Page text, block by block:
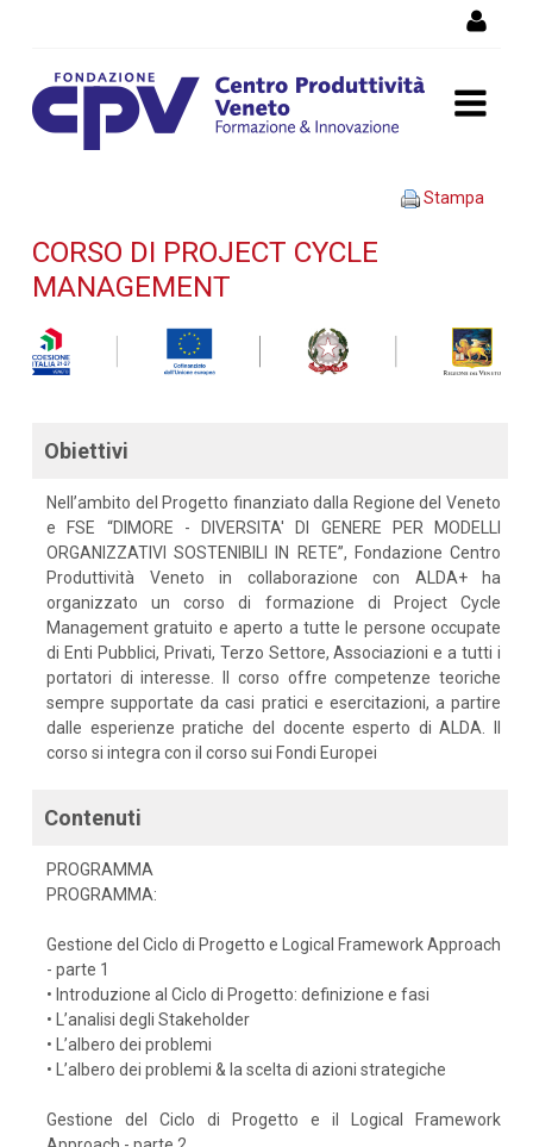
Corso di Project Cycle
Management - Dettaglio
corso di formazione
Stampa
CORSO DI PROJECT CYCLE
MANAGEMENT
Obiettivi
Nell’ambito del Progetto finanziato dalla Regione del Veneto
e FSE “DIMORE - DIVERSITA' DI GENERE PER MODELLI
ORGANIZZATIVI SOSTENIBILI IN RETE”, Fondazione Centro
Produttività Veneto in collaborazione con ALDA+ ha
organizzato un corso di formazione di Project Cycle
Management gratuito e aperto a tutte le persone occupate
di Enti Pubblici, Privati, Terzo Settore, Associazioni e a tutti i
portatori di interesse. Il corso offre competenze teoriche
sempre supportate da casi pratici e esercitazioni, a partire
dalle esperienze pratiche del docente esperto di ALDA. Il
corso si integra con il corso sui Fondi Europei
Contenuti
PROGRAMMA
PROGRAMMA:
Gestione del Ciclo di Progetto e Logical Framework Approach
- parte 1
• Introduzione al Ciclo di Progetto: definizione e fasi
• L’analisi degli Stakeholder
• L’albero dei problemi
• L’albero dei problemi & la scelta di azioni strategiche
Gestione del Ciclo di Progetto e il Logical Framework